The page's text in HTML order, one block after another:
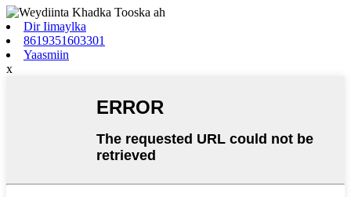
Dir Iimaylka
8619351603301
Yaasmiin
x